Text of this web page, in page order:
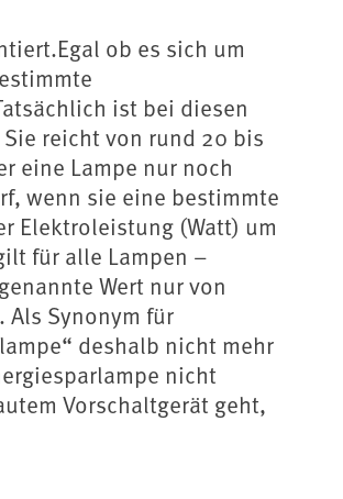
ob es sich um
ist bei diesen
reicht von rund 20 bis
eine Lampe nur noch
wenn sie eine bestimmte
Elektroleistung (Watt) um
für alle Lampen –
Wert nur von
Als Synonym für
deshalb nicht mehr
nicht
Vorschaltgerät geht,